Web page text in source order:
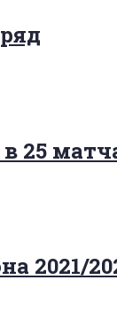
25
2021/